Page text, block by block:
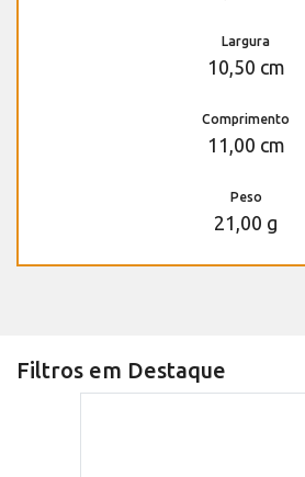
Largura
10,50 cm
Comprimento
11,00 cm
Peso
21,00 g
Filtros em Destaque